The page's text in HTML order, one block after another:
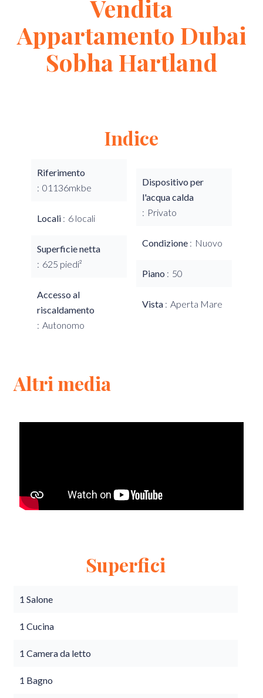
Vendita
Appartamento Dubai
Sobha Hartland
Indice
Riferimento
01136mkbe
Locali 6 locali
Superficie netta
625 piedi²
Accesso al
riscaldamento
Autonomo
Dispositivo per
l'acqua calda
Privato
Condizione Nuovo
Piano 50
Vista Aperta Mare
Altri media
Superfici
1 Salone
1 Cucina
1 Camera da letto
1 Bagno